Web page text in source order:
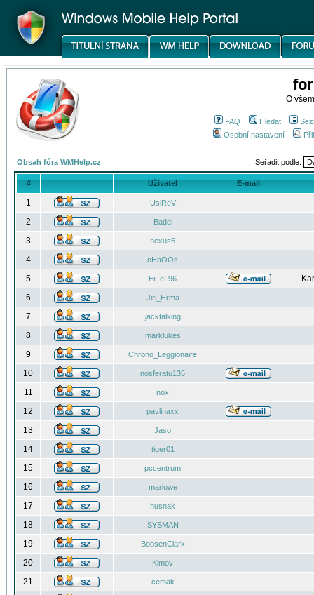
O
FAQ Hledat
Osobní nastavení
Obsah fóra WMHelp.cz Seřadit podle:
# Uživatel E-mail
1 UsiReV
2 Badel
3 nexus6
4 cHaOOs
5 EiFeL96
6
Jiri_Hrma
7 jacktalking
8 marklukes
9 Chrono_Leggionaire
10 nosferatu135
11 nox
12 pavlinaxx
13 Jaso
14 tiger01
15 pccentrum
16 marlowe
17 husnak
18 SYSMAN
19 BobsenClark
20 Kimov
21 cemak